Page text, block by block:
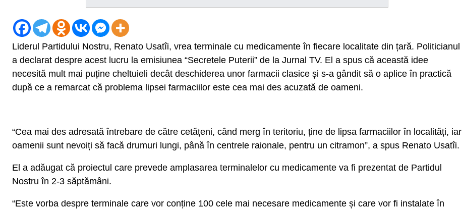
Liderul Partidului Nostru, Renato Usatîi, vrea terminale cu medicamente în fiecare localitate din țară. Politicianul
a declarat despre acest lucru la emisiunea “Secretele Puterii” de la Jurnal TV. El a spus că această idee
necesită mult mai puține cheltuieli decât deschiderea unor farmacii clasice și s-a gândit să o aplice în practică
după ce a remarcat că problema lipsei farmaciilor este cea mai des acuzată de oameni.
“Cea mai des adresată întrebare de către cetățeni, când merg în teritoriu, ține de lipsa farmaciilor în localități, iar
oamenii sunt nevoiți să facă drumuri lungi, până în centrele raionale, pentru un citramon”, a spus Renato Usatîi.
El a adăugat că proiectul care prevede amplasarea terminalelor cu medicamente va fi prezentat de Partidul
Nostru în 2-3 săptămâni.
“Este vorba despre terminale care vor conține 100 cele mai necesare medicamente și care vor fi instalate în